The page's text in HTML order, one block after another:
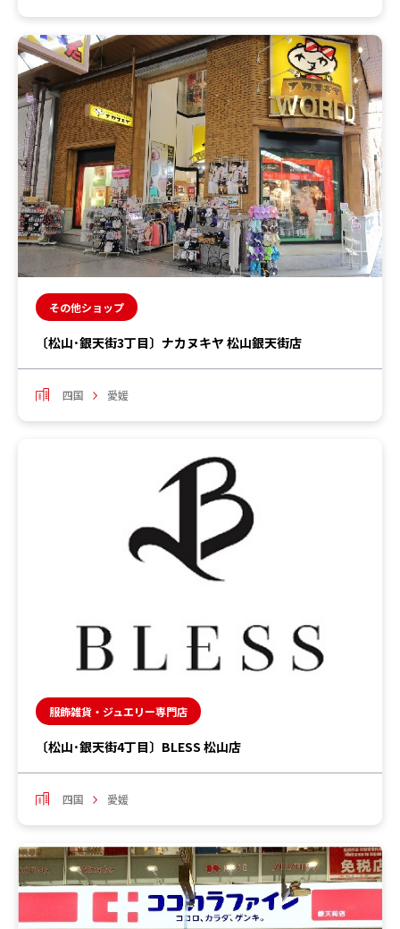
その他ショップ
〔松山･銀天街3丁目〕ナカヌキヤ 松山銀天街店
四国 愛媛
服飾雑貨・ジュエリー専門店
〔松山･銀天街4丁目〕BLESS 松山店
四国 愛媛